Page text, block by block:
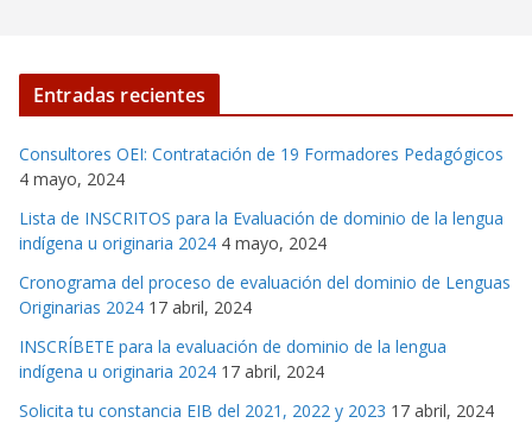
Entradas recientes
Consultores OEI: Contratación de 19 Formadores Pedagógicos
4 mayo, 2024
Lista de INSCRITOS para la Evaluación de dominio de la lengua
indígena u originaria 2024 4 mayo, 2024
Cronograma del proceso de evaluación del dominio de Lenguas
Originarias 2024 17 abril, 2024
INSCRÍBETE para la evaluación de dominio de la lengua
indígena u originaria 2024 17 abril, 2024
Solicita tu constancia EIB del 2021, 2022 y 2023 17 abril, 2024